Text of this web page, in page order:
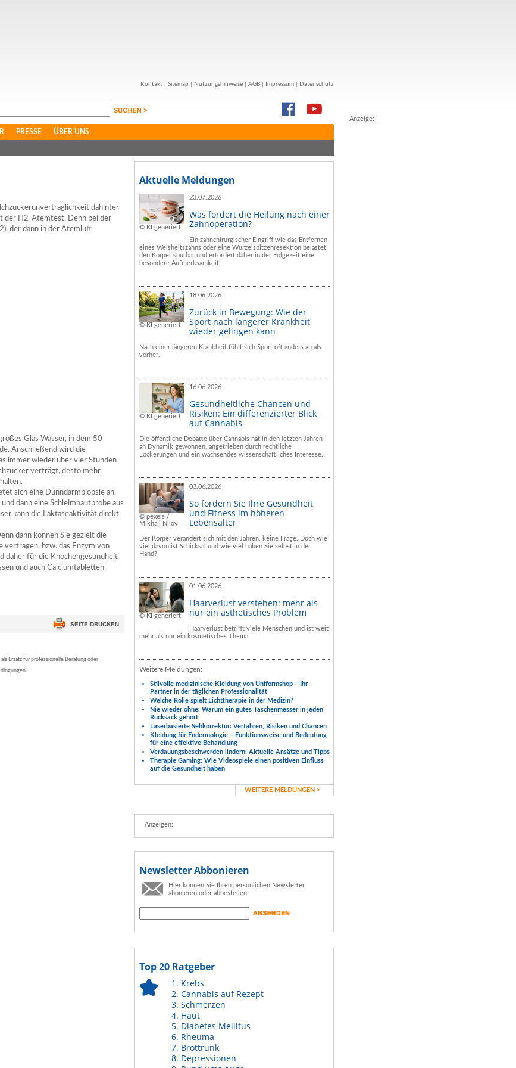
Anzeige:
Kontakt Sitemap Nutzungshinweise AGB Impressum Datenschutz
PRESSE ÜBER UNS
dahinter
der H2-Atemtest. Denn bei der
der dann in der Atemluft
Glas Wasser, in dem 50
Anschließend wird die
immer wieder über vier Stunden
verträgt, desto mehr
sich eine Dünndarmbiopsie an.
dann eine Schleimhautprobe aus
kann die Laktaseaktivität direkt
dann können Sie gezielt die
vertragen, bzw. das Enzym von
daher für die Knochengesundheit
und auch Calciumtabletten
Ersatz für professionelle Beratung oder
Aktuelle Meldungen
© KI generiert
23.07.2026
Was fördert die Heilung nach einer
Zahnoperation?
Ein zahnchirurgischer Eingriff wie das Entfernen
eines Weisheitszahns oder eine Wurzelspitzenresektion belastet
den Körper spürbar und erfordert daher in der Folgezeit eine
besondere Aufmerksamkeit.
© KI generiert
18.06.2026
Zurück in Bewegung: Wie der
Sport nach längerer Krankheit
wieder gelingen kann
Nach einer längeren Krankheit fühlt sich Sport oft anders an als
vorher.
© KI generiert
16.06.2026
Gesundheitliche Chancen und
Risiken: Ein differenzierter Blick
auf Cannabis
Die öffentliche Debatte über Cannabis hat in den letzten Jahren
an Dynamik gewonnen, angetrieben durch rechtliche
Lockerungen und ein wachsendes wissenschaftliches Interesse.
© pexels /
Mikhail Nilov
03.06.2026
So fördern Sie Ihre Gesundheit
und Fitness im höheren
Lebensalter
Der Körper verändert sich mit den Jahren, keine Frage. Doch wie
viel davon ist Schicksal und wie viel haben Sie selbst in der
Hand?
© KI generiert
01.06.2026
Haarverlust verstehen: mehr als
nur ein ästhetisches Problem
Haarverlust betrifft viele Menschen und ist weit
mehr als nur ein kosmetisches Thema.
Weitere Meldungen:
Stilvolle medizinische Kleidung von Uniformshop – Ihr
Partner in der täglichen Professionalität
Welche Rolle spielt Lichttherapie in der Medizin?
Nie wieder ohne: Warum ein gutes Taschenmesser in jeden
Rucksack gehört
Laserbasierte Sehkorrektur: Verfahren, Risiken und Chancen
Kleidung für Endermologie – Funktionsweise und Bedeutung
für eine effektive Behandlung
Verdauungsbeschwerden lindern: Aktuelle Ansätze und Tipps
Therapie Gaming: Wie Videospiele einen positiven Einfluss
auf die Gesundheit haben
WEITERE MELDUNGEN >
Anzeigen:
Newsletter Abbonieren
Hier können Sie Ihren persönlichen Newsletter
abonieren oder abbestellen
Top 20 Ratgeber
Krebs
Cannabis auf Rezept
Schmerzen
Haut
Diabetes Mellitus
Rheuma
Brottrunk
Depressionen